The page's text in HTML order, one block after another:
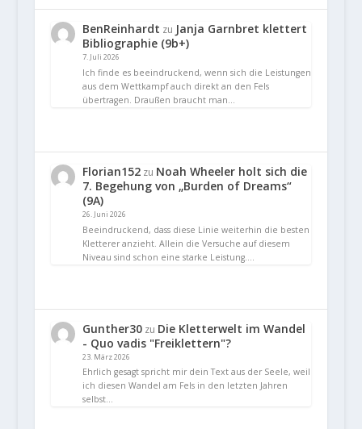
BenReinhardt zu Janja Garnbret klettert
Bibliographie (9b+)
7. Juli 2026
Ich finde es beeindruckend, wenn sich die Leistungen
aus dem Wettkampf auch direkt an den Fels
übertragen. Draußen braucht man…
Florian152zu Noah Wheeler holt sich die
7. Begehung von „Burden of Dreams“
(9A)
26. Juni 2026
Beeindruckend, dass diese Linie weiterhin die besten
Kletterer anzieht. Allein die Versuche auf diesem
Niveau sind schon eine starke Leistung.…
Gunther30zu Die Kletterwelt im Wandel
- Quo vadis "Freiklettern"?
23. März 2026
Ehrlich gesagt spricht mir dein Text aus der Seele, weil
ich diesen Wandel am Fels in den letzten Jahren
selbst…